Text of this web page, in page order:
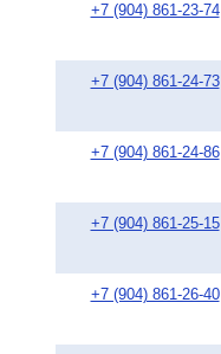
+7 (904) 861-23-74
+7 (904) 861-24-73
+7 (904) 861-24-86
+7 (904) 861-25-15
+7 (904) 861-26-40